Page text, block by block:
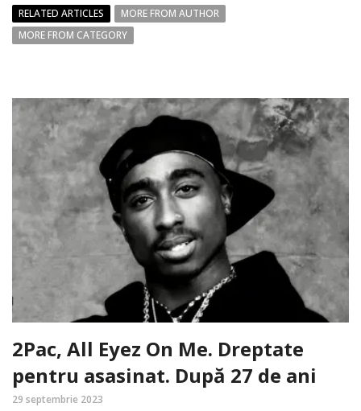
RELATED ARTICLES
MORE FROM AUTHOR
MORE FROM CATEGORY
2Pac, All Eyez On Me. Dreptate
pentru asasinat. După 27 de ani
29 septembrie 2023